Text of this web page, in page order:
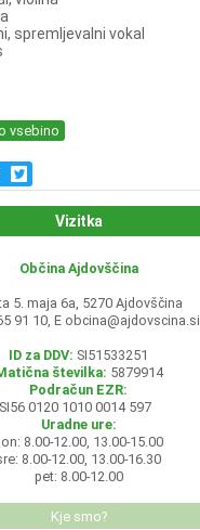
spremljevalni vokal
vsebino
Vizitka
Občina Ajdovščina
5. maja 6a, 5270 Ajdovščina
91 10, E obcina@ajdovscina.si
ID za DDV: SI51533251
številka: 5879914
Podračun EZR:
SI56 0120 1010 0014 597
Uradne ure:
8.00-12.00, 13.00-15.00
8.00-12.00, 13.00-16.30
pet: 8.00-12.00
Kje smo?